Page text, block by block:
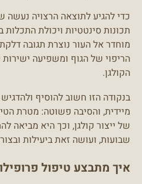
תכונות סינטטיות ויכולת
מוחדר אל העור נוצרת תגובה
הריפוי של הגוף ומשפיעה ישירות
הקולגן.
בנקודה הזו חשוב להוסיף
מיידית, והסיבה פשוטה: מטרת
של ייצור קולגן, וכך היא מביאה
שבועות, ועושה זאת ביעילות
איך מתבצע טיפול